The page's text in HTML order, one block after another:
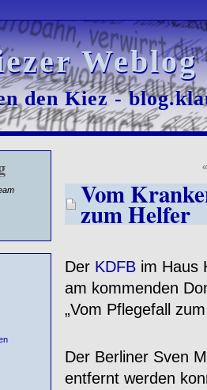
den Kiez -
den Kiez -
Vom
zum Helfer
Der KDFBim Haus
am kommenden
„Vom Pflegefall
Der Berliner Sven
entfernt werden